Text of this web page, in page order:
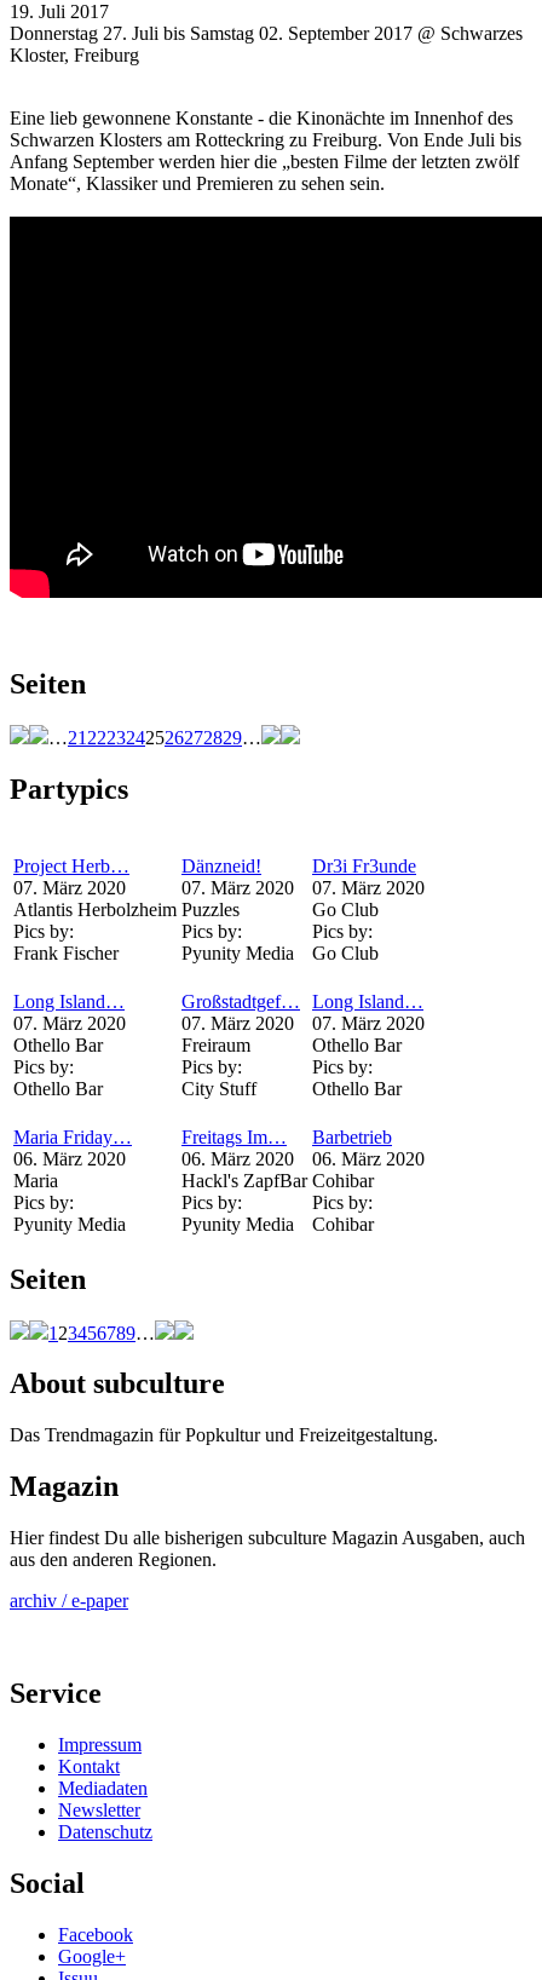
19. Juli 2017
Donnerstag 27. Juli bis Samstag 02. September 2017 @ Schwarzes
Kloster, Freiburg
Eine lieb gewonnene Konstante - die Kinonächte im Innenhof des
Schwarzen Klosters am Rotteckring zu Freiburg. Von Ende Juli bis
Anfang September werden hier die „besten Filme der letzten zwölf
Monate“, Klassiker und Premieren zu sehen sein.
Seiten
…21 2223242526272829…
Partypics
Project Herb…
07. März 2020
Atlantis Herbolzheim
Pics by:
Frank Fischer
Dänzneid!
07. März 2020
Puzzles
Pics by:
Pyunity Media
Dr3i Fr3unde
07. März 2020
Go Club
Pics by:
Go Club
Long Island…
07. März 2020
Othello Bar
Pics by:
Othello Bar
Großstadtgef…
07. März 2020
Freiraum
Pics by:
City Stuff
Long Island…
07. März 2020
Othello Bar
Pics by:
Othello Bar
Maria Friday…
06. März 2020
Maria
Pics by:
Pyunity Media
Freitags Im…
06. März 2020
Hackl's ZapfBar
Pics by:
Pyunity Media
Barbetrieb
06. März 2020
Cohibar
Pics by:
Cohibar
Seiten
1 23456789…
About subculture
Das Trendmagazin für Popkultur und Freizeitgestaltung.
Magazin
Hier findest Du alle bisherigen subculture Magazin Ausgaben, auch
aus den anderen Regionen.
archiv / e-paper
Service
Impressum
Kontakt
Mediadaten
Newsletter
Datenschutz
Social
Facebook
Google+